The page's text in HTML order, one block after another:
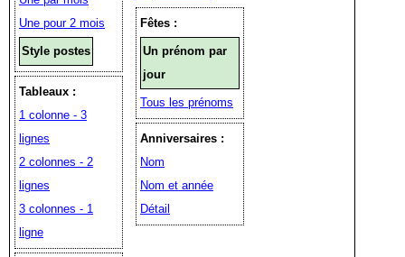
Une pour 2 mois
Style postes
Tableaux :
1 colonne - 3
lignes
2 colonnes - 2
lignes
3 colonnes - 1
ligne
Fêtes :
Un prénom par
jour
Tous les prénoms
Anniversaires :
Nom
Nom et année
Détail